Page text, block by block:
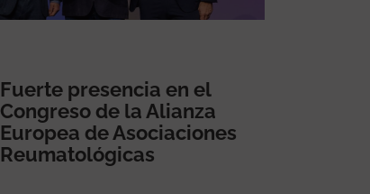
Fuerte presencia en el
Congreso de la Alianza
Europea de Asociaciones
Reumatológicas